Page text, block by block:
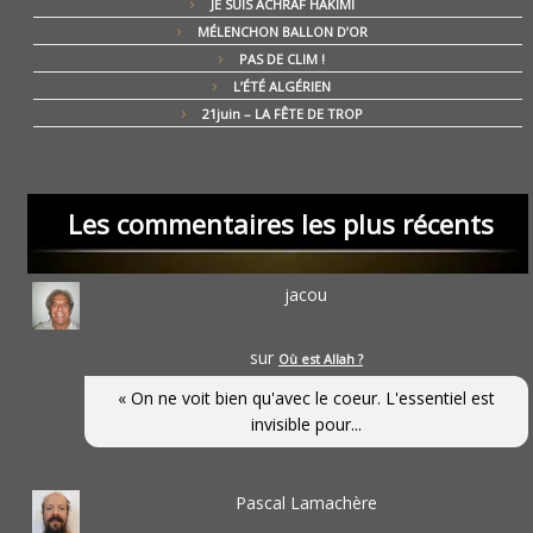
JE SUIS ACHRAF HAKIMI
MÉLENCHON BALLON D’OR
PAS DE CLIM !
L’ÉTÉ ALGÉRIEN
21juin – LA FÊTE DE TROP
Les commentaires les plus récents
jacou
sur Où est Allah ?
« On ne voit bien qu'avec le coeur. L'essentiel est
invisible pour...
Pascal Lamachère